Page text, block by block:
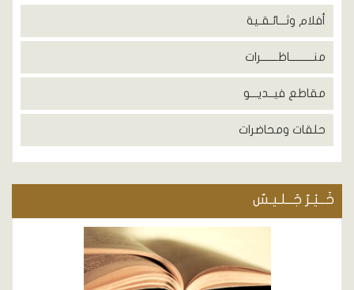
أفلام وثـــائـقـية
منــــــــــاظـــــــرات
مقاطع فيــديـــو
حلقات ومحاضرات
خَــيْـرُ جَــلـيـسٌ